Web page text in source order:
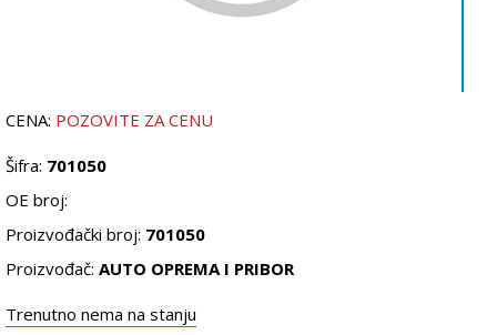
CENA: POZOVITE ZA CENU
Šifra: 701050
OE broj:
Proizvođački broj: 701050
Proizvođač: AUTO OPREMA I PRIBOR
Trenutno nema na stanju